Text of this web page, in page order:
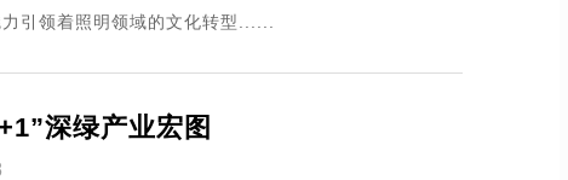
引领着照明领域的文化转型......
深绿产业宏图